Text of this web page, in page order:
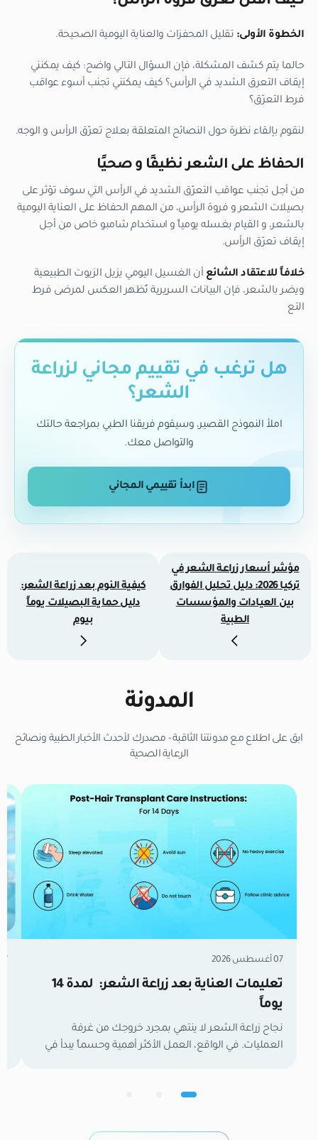
الخطوة الأولى: تقليل المحفزات والعناية اليومية الصحيحة.
حالما يتم كشف المشكلة، فإن السؤال التالي واضح: كيف يمكنني
إيقاف التعرق الشديد في الرأس؟ كيف يمكنني تجنب أسوء عواقب
فرط التعرّق؟
لنقوم بإلقاء نظرة حول النصائح المتعلقة بعلاج تعرّق الرأس و الوجه.
الحفاظ على الشعر نظيفًا و صحيًا
من أجل تجنب عواقب التعرّق الشديد في الرأس التي سوف تؤثر على
بصيلات الشعر و فروة الرأس، من المهم الحفاظ على العناية اليومية
بالشعر، و القيام بغسله يومياً و استخدام شامبو خاص من أجل
إيقاف تعرّق الرأس.
خلافاً للاعتقاد الشائع أن الغسيل اليومي يزيل الزيوت الطبيعية
ويضر بالشعر، فإن البيانات السريرية تُظهر العكس لمرضى فرط
التع
هل ترغب في تقييم مجاني لزراعة
الشعر؟
املأ النموذج القصير، وسيقوم فريقنا الطبي بمراجعة حالتك
والتواصل معك.
ابدأ تقييمي المجاني
مؤشر أسعار زراعة الشعر في
تركيا 2026: دليل تحليل الفوارق
بين العيادات والمؤسسات
الطبية
كيفية النوم بعد زراعة الشعر:
دليل حماية البصيلات يوماً
بيوم
المدونة
ابق على اطلاع مع مدونتنا الثاقبة - مصدرك لأحدث الأخبار الطبية ونصائح
الرعاية الصحية
07 أغسطس 2026
تعليمات العناية بعد زراعة الشعر: لمدة 14
يوماً
نجاح زراعة الشعر لا ينتهي بمجرد خروجك من غرفة
العمليات. في الواقع، العمل الأكثر أهمية وحسماً يبدأ في
تكون بصيلات الشعر الجديدة كائنات حية وهشة تعمل
من واقع خبرتنا […]